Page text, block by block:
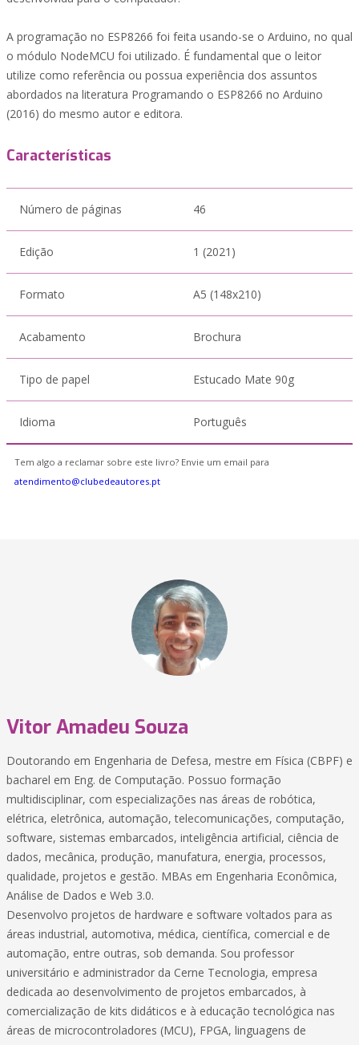
A programação no ESP8266 foi feita usando-se o Arduino, no qual
o módulo NodeMCU foi utilizado. É fundamental que o leitor
utilize como referência ou possua experiência dos assuntos
abordados na literatura Programando o ESP8266 no Arduino
(2016) do mesmo autor e editora.
Características
Número de páginas 46
Edição 1 (2021)
Formato A5 (148x210)
Acabamento Brochura
Tipo de papel Estucado Mate 90g
Idioma Português
Tem algo a reclamar sobre este livro? Envie um email para
atendimento@clubedeautores.pt
Vitor Amadeu Souza
Doutorando em Engenharia de Defesa, mestre em Física (CBPF) e
bacharel em Eng. de Computação. Possuo formação
multidisciplinar, com especializações nas áreas de robótica,
elétrica, eletrônica, automação, telecomunicações, computação,
software, sistemas embarcados, inteligência artificial, ciência de
dados, mecânica, produção, manufatura, energia, processos,
qualidade, projetos e gestão. MBAs em Engenharia Econômica,
Análise de Dados e Web 3.0.
Desenvolvo projetos de hardware e software voltados para as
áreas industrial, automotiva, médica, científica, comercial e de
automação, entre outras, sob demanda. Sou professor
universitário e administrador da Cerne Tecnologia, empresa
dedicada ao desenvolvimento de projetos embarcados, à
comercialização de kits didáticos e à educação tecnológica nas
áreas de microcontroladores (MCU), FPGA, linguagens de